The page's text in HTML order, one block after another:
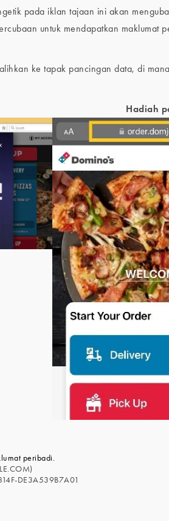
pada iklan tajaan ini akan
untuk mendapatkan maklumat
ke tapak pancingan data, di
Hadiah
peribadi.
DE3A539B7A01